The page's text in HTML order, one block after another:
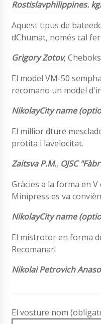
Rostislavphilippines.
Aquest tipus de
dChumat, només cal
Grigory Zotov,
El model VM-50
recomano un model
NikolayCity name
El millior dture
protita i lavelocitat.
Zaitsva P.M., OJSC
Gràcies a la forma en
Minipress es va
NikolayCity name
El mistrotor en forma
Recomanar!
Nikolai Petrovich
El vosture nom